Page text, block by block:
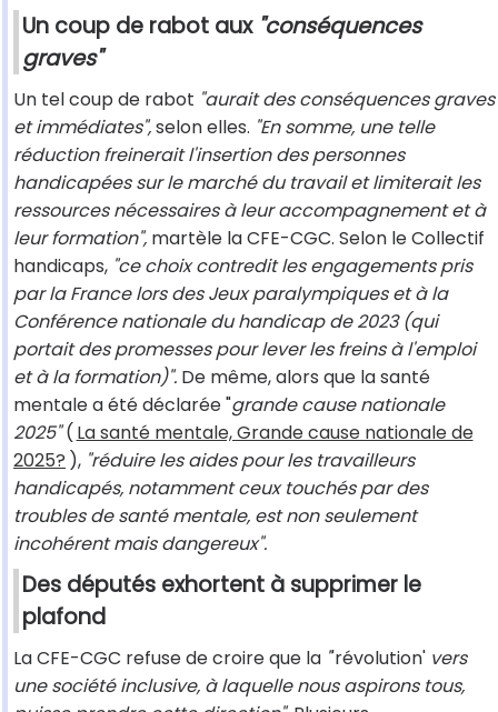
Un coup de rabot aux "conséquences
graves"
Un tel coup de rabot "aurait des conséquences graves
et immédiates",selon elles. "En somme, une telle
réduction freinerait l'insertion des personnes
handicapées sur le marché du travail et limiterait les
ressources nécessaires à leur accompagnement et à
leur formation", martèle la CFE-CGC. Selon le Collectif
handicaps, "ce choix contredit les engagements pris
par la France lors des Jeux paralympiques et à la
Conférence nationale du handicap de 2023 (qui
portait des promesses pour lever les freins à l'emploi
et à la formation)". De même, alors que la santé
mentale a été déclarée "grande cause nationale
2025"( La santé mentale, Grande cause nationale de
2025? ), "réduire les aides pour les travailleurs
handicapés, notamment ceux touchés par des
troubles de santé mentale, est non seulement
incohérent mais dangereux".
Des députés exhortent à supprimer le
plafond
La CFE-CGC refuse de croire que la "'révolution' vers
une société inclusive, à laquelle nous aspirons tous,